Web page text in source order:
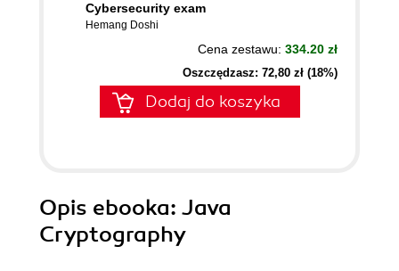
Cybersecurity exam
Hemang Doshi
Cena zestawu: 334.20 zł
Oszczędzasz: 72,80 zł (18%)
Dodaj do koszyka
Opis ebooka: Java
Cryptography